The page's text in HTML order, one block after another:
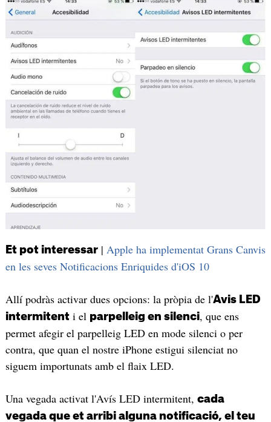
Et pot interessar| Apple ha implementat Grans Canvis
en les seves Notificacions Enriquides d'iOS 10
Allí podràs activar dues opcions: la pròpia de l'Avis LED
intermitenti el parpelleig en silenci, que ens
permet afegir el parpelleig LED en mode silenci o per
contra, que quan el nostre iPhone estigui silenciat no
siguem importunats amb el flaix LED.
Una vegada activat l'Avís LED intermitent, cada
vegada que et arribi alguna notificació, el teu